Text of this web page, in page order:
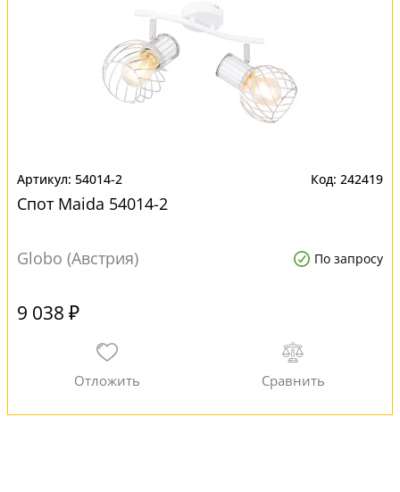
54014-2 242419
Спот Maida 54014-2
Globo (Австрия) По запросу
9 038 ₽